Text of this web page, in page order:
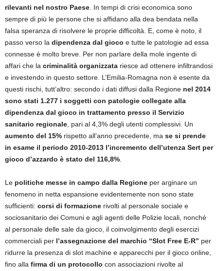
rilevanti nel nostro Paese . In tempi di crisi economica sono
sempre di più le persone che si affidano alla dea bendata nella
falsa speranza di risolvere le proprie difficoltà. E, come è noto, il
passo verso la dipendenza dal gioco e tutte le patologie ad essa
connesse è molto breve. Per non parlare della mole ingente di
affari che la criminalità organizzata riesce ad ottenere infiltrandosi
e investendo in questo settore. L’Emilia-Romagna non è esente da
questi rischi, tutt’altro: secondo i dati diffusi dalla Regione nel 2014
sono stati 1.277 i soggetti con patologie collegate alla
dipendenza dal gioco in trattamento presso il Servizio
sanitario regionale , pari al 4,3% degli utenti complessivi. Un
aumento del 15% rispetto all’anno precedente, ma se si prende
in esame il periodo 2010-2013 l’incremento dell’utenza Sert per
gioco d’azzardo è stato del 116,8%
Le politiche messe in campo dalla Regione per arginare un
fenomeno in netta espansione evidentemente non sono state
sufficienti: corsi di formazione rivolti al personale sociale e
sociosanitario dei Comuni e agli agenti delle Polizie locali, nonché
al personale delle sale da gioco, il coinvolgimento degli esercizi
commerciali per l’assegnazione del marchio “Slot Free E-R” per
ridurre la presenza di slot machine e apparecchi per il gioco online,
fino alla firma di un protocollo con associazioni rivolte al